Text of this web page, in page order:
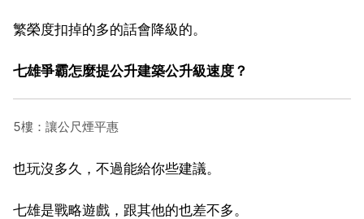
繁榮度扣掉的多的話會降級的。
七雄爭霸怎麼提公升建築公升級速度？
5樓：讓公尺煙平惠
也玩沒多久，不過能給你些建議。
七雄是戰略遊戲，跟其他的也差不多。